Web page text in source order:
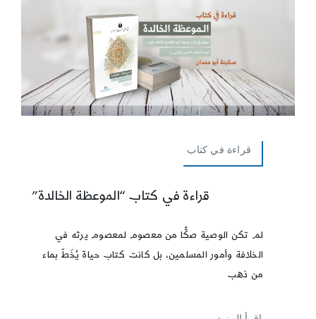
قراءة في كتاب
قراءة في كتاب “الموعظة الخالدة”
لم تكن الوصية صكًّا من معصوم لمعصوم يرثه في
الخلافة وأمور المسلمين، بل كانت كتاب حياة يُخَطّ بماء
من ذهب